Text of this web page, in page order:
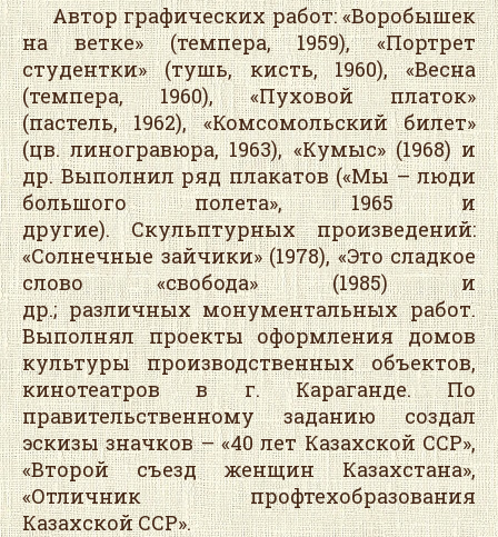
Автор графических работ: «Воробышек
на ветке» (темпера, 1959), «Портрет
студентки» (тушь, кисть, 1960), «Весна
(темпера, 1960), «Пуховой платок»
(пастель, 1962), «Комсомольский билет»
(цв. линогравюра, 1963), «Кумыс» (1968) и
др. Выполнил ряд плакатов («Мы – люди
большого полета», 1965 и
другие). Скульптурных произведений:
«Солнечные зайчики» (1978), «Это сладкое
слово «свобода» (1985) и
др.; различных монументальных работ.
Выполнял проекты оформления домов
культуры производственных объектов,
кинотеатров в г. Караганде. По
правительственному заданию создал
эскизы значков – «40 лет Казахской ССР»,
«Второй съезд женщин Казахстана»,
«Отличник профтехобразования
Казахской ССР».